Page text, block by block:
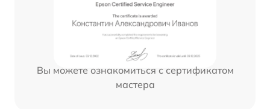
Вы можете ознакомиться с сертификатом
мастера